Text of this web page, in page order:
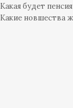
Какая будет
Какие новшества